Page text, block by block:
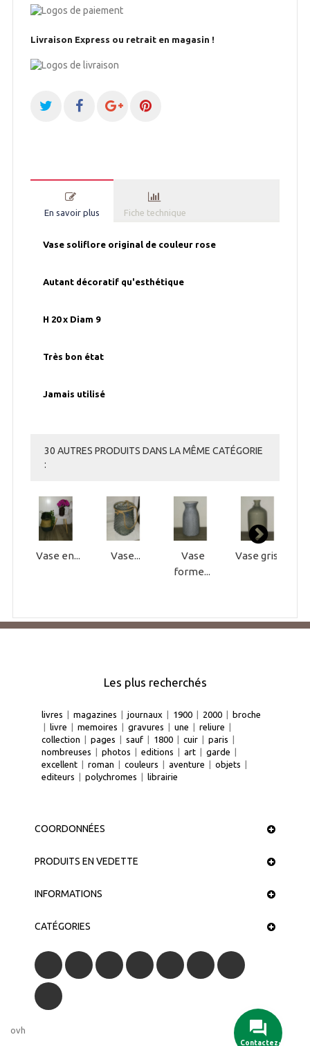
Livraison Express ou retrait en magasin !
En savoir plus Fiche technique
Vase soliflore original de couleur rose
Autant décoratif qu'esthétique
H 20 x Diam 9
Très bon état
Jamais utilisé
30 AUTRES PRODUITS DANS LA MÊME CATÉGORIE
:
Vase en... Vase...
Vase
forme...
Vase gris...
Les plus recherchés
livres magazines journaux 1900 2000
broche
livre memoires gravures une reliure
collection
pages sauf 1800 cuir paris
nombreuses
photos editions art garde
excellent
roman couleurs aventure objets
editeurs
polychromes librairie
COORDONNÉES
PRODUITS EN VEDETTE
INFORMATIONS
CATÉGORIES
Contactez-
ovh